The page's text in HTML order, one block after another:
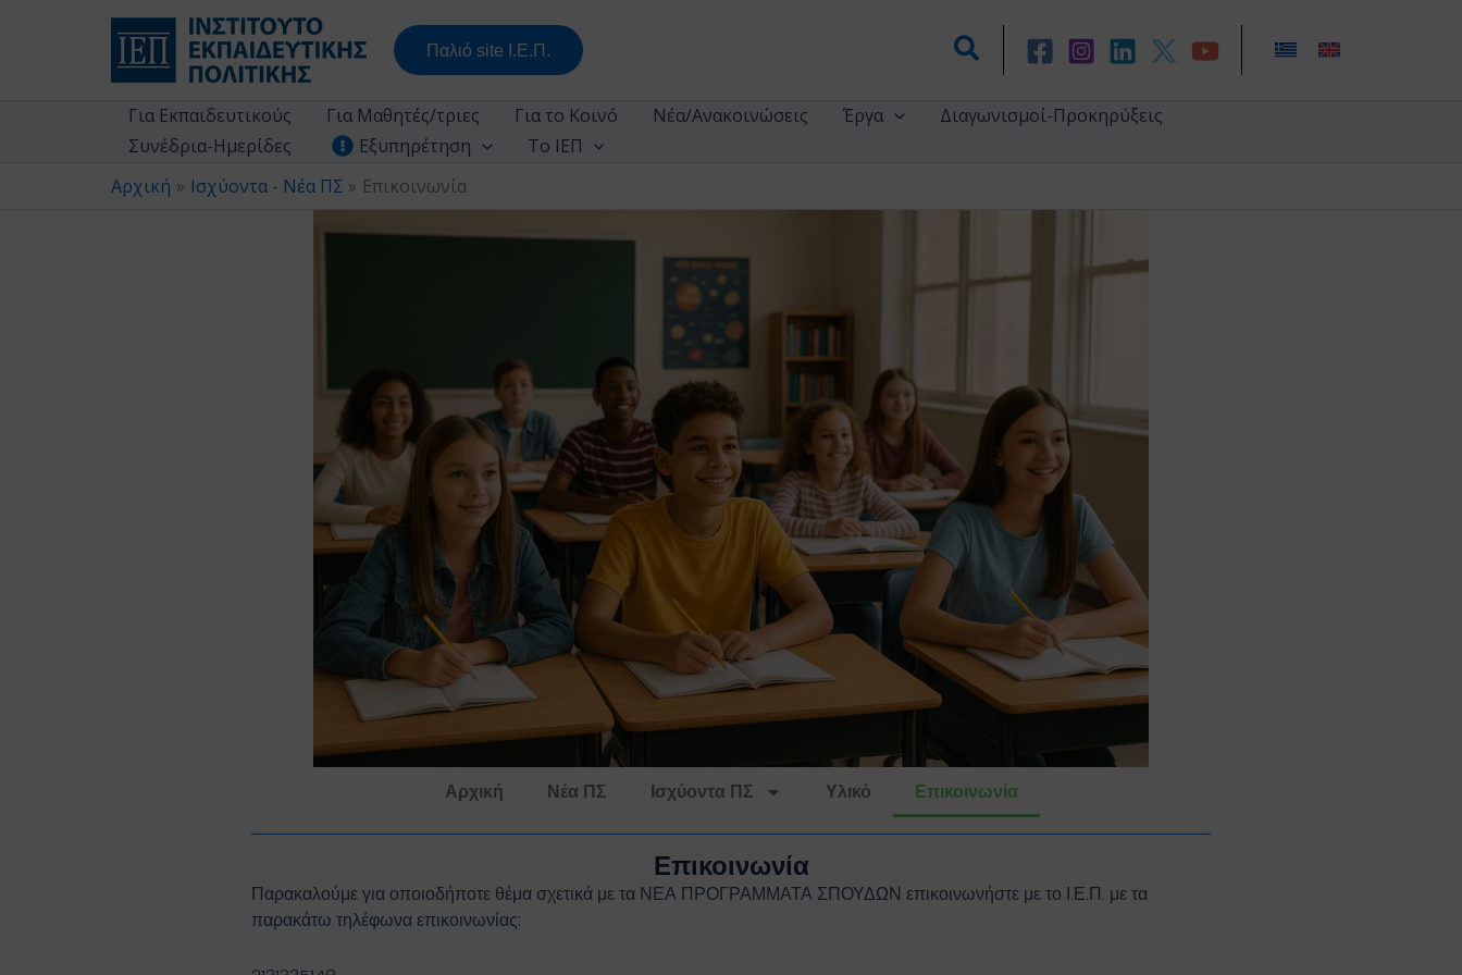
Παλιό site Ι.Ε.Π. Αναζήτηση
Για Εκπαιδευτικούς Για Μαθητές/τριες Για το Κοινό Νέα/Ανακοινώσεις Έργα
Διαγωνισμοί-Προκηρύξεις
Συνέδρια-Ημερίδες
Εξυπηρέτηση
Το ΙΕΠ
Αρχική
Ισχύοντα - Νέα ΠΣ Επικοινωνία
Αρχική Νέα ΠΣ Ισχύοντα ΠΣ Υλικό Επικοινωνία
Επικοινωνία
Παρακαλούμε για οποιοδήποτε θέμα σχετικά με τα ΝΕΑ ΠΡΟΓΡΑΜΜΑΤΑ ΣΠΟΥΔΩΝ επικοινωνήστε με το Ι.Ε.Π. με τα
παρακάτω τηλέφωνα επικοινωνίας: